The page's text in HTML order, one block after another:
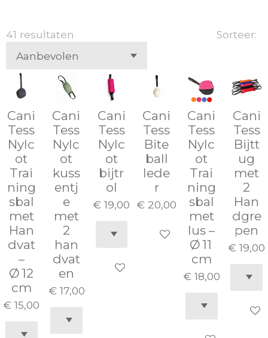
41 resultaten Sorteer:
Cani
Tess
Nylc
ot
Trai
ning
sbal
met
Han
dvat
–
Ø 12
cm
€ 15,00
Cani
Tess
Nylc
ot
kuss
entj
e
met
2
han
dvat
en
€ 17,00
Cani
Tess
Nylc
ot
bijtr
ol
€ 19,00
In winkelwagen
Cani
Tess
Bite
ball
lede
r
€ 20,00
In winkelwagen
Cani
Tess
Nylc
ot
Trai
ning
sbal
met
lus –
Ø 11
cm
€ 18,00
Cani
Tess
Bijtt
ug
met
2
Han
dgre
pen
€ 19,00
In